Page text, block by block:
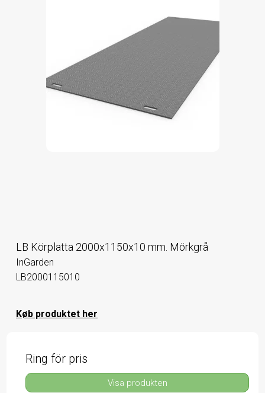
LB Körplatta 2000x1150x10 mm. Mörkgrå
InGarden
LB2000115010
Køb produktet her
Ring för pris
Visa produkten